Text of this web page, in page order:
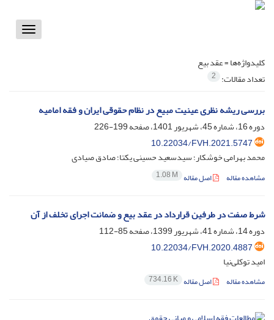
Toggle
کلیدواژه‌ها =عقد بیع
تعداد مقالات: 2
بررسی ریشه نظری عینیت مبیع در نظام حقوقی ایران و فقه امامیه
دوره 16، شماره 45، شهریور 1401، صفحه
199-226
10.22034/FVH.2021.5747
محمد بهرامی خوشکار؛ سیدسعید حسینی یکتا؛ صادق صیادی
مشاهده مقاله اصل مقاله 1.08 M
شرط صفت در طرفین قرارداد در عقد بیع و ضمانت اجرای تخلف از آن
دوره 14، شماره 41، شهریور 1399، صفحه
85-112
10.22034/FVH.2020.4887
امید توکلی‌نیا
مشاهده مقاله اصل مقاله 734.16 K